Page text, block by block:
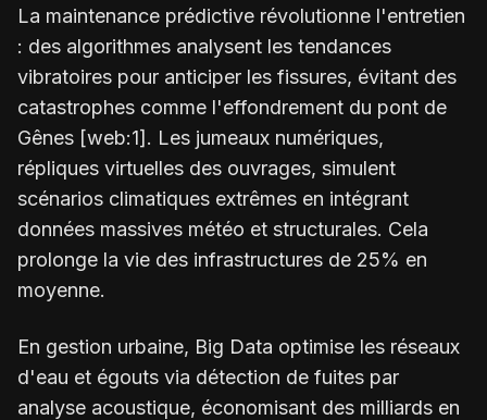
La maintenance prédictive révolutionne l'entretien
: des algorithmes analysent les tendances
vibratoires pour anticiper les fissures, évitant des
catastrophes comme l'effondrement du pont de
Gênes [web:1]. Les jumeaux numériques,
répliques virtuelles des ouvrages, simulent
scénarios climatiques extrêmes en intégrant
données massives météo et structurales. Cela
prolonge la vie des infrastructures de 25% en
moyenne.
En gestion urbaine, Big Data optimise les réseaux
d'eau et égouts via détection de fuites par
analyse acoustique, économisant des milliards en